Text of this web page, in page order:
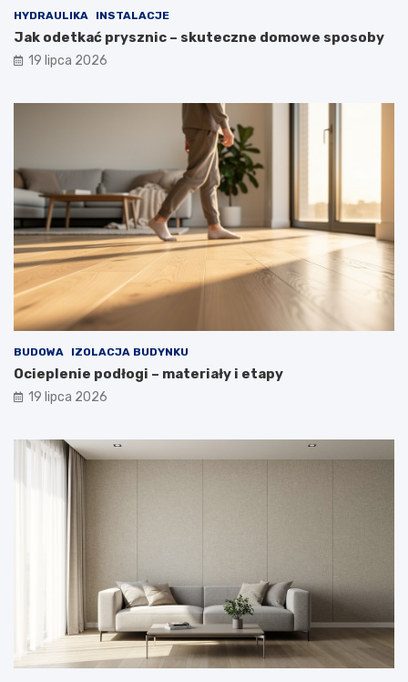
HYDRAULIKA INSTALACJE
Jak odetkać prysznic – skuteczne domowe sposoby
19 lipca 2026
BUDOWA IZOLACJA BUDYNKU
Ocieplenie podłogi – materiały i etapy
19 lipca 2026